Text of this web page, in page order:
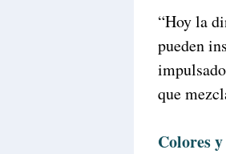
“Hoy la
pueden
que
Colores